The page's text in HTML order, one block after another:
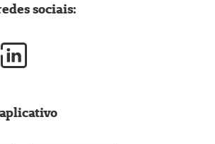
sociais: